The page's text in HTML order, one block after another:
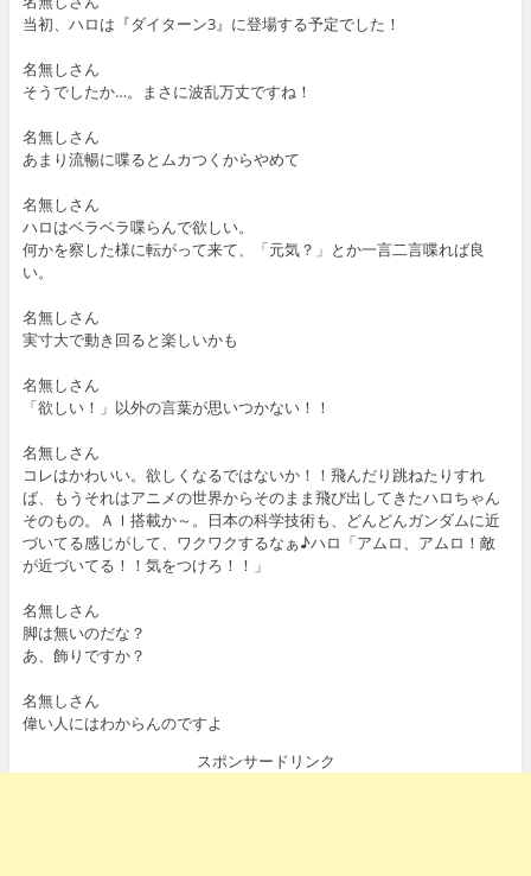
当初、ハロは『ダイターン3』に登場する予定でした！
名無しさん
そうでしたか…。まさに波乱万丈ですね！
名無しさん
あまり流暢に喋るとムカつくからやめて
名無しさん
ハロはベラベラ喋らんで欲しい。
何かを察した様に転がって来て、「元気？」とか一言二言喋れば良
い。
名無しさん
実寸大で動き回ると楽しいかも
名無しさん
「欲しい！」以外の言葉が思いつかない！！
名無しさん
コレはかわいい。欲しくなるではないか！！飛んだり跳ねたりすれ
ば、もうそれはアニメの世界からそのまま飛び出してきたハロちゃん
そのもの。ＡＩ搭載か～。日本の科学技術も、どんどんガンダムに近
づいてる感じがして、ワクワクするなぁ♪ハロ「アムロ、アムロ！敵
が近づいてる！！気をつけろ！！」
名無しさん
脚は無いのだな？
あ、飾りですか？
名無しさん
偉い人にはわからんのですよ
スポンサードリンク